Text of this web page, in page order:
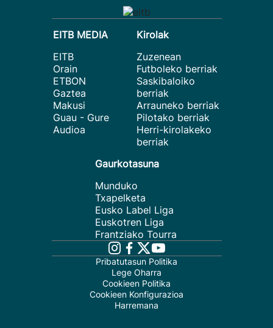
EITB MEDIA
EITB
Orain
ETBON
Gaztea
Makusi
Guau - Gure
Audioa
Kirolak
Zuzenean
Futboleko berriak
Saskibaloiko
berriak
Arrauneko berriak
Pilotako berriak
Herri-kirolakeko
berriak
Gaurkotasuna
Munduko
Txapelketa
Eusko Label Liga
Euskotren Liga
Frantziako Tourra
Pribatutasun Politika
Lege Oharra
Cookieen Politika
Cookieen Konfigurazioa
Harremana